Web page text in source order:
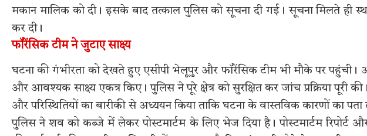
मकान मालिक को दी। इसके बाद तत्काल पुलिस को सूचना दी गई। सूचना मिलते ही
कर दी।
फॉरेंसिक टीम ने जुटाए साक्ष्य
घटना की गंभीरता को देखते हुए एसीपी भेलूपुर और फॉरेंसिक टीम भी मौके पर पहुंची।
और आवश्यक साक्ष्य एकत्र किए। पुलिस ने पूरे क्षेत्र को सुरक्षित कर जांच प्रक्रिया पूरी
और परिस्थितियों का बारीकी से अध्ययन किया ताकि घटना के वास्तविक कारणों का
पुलिस ने शव को कब्जे में लेकर पोस्टमार्टम के लिए भेज दिया है। पोस्टमार्टम रिपोर्ट